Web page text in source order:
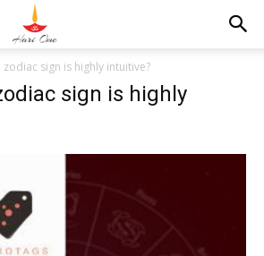
zodiac sign is highly intuitive?
sign is highly